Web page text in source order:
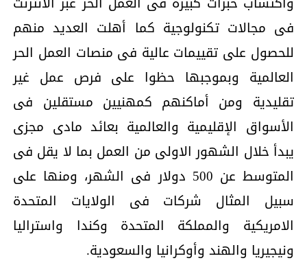
فى مجالات تكنولوجية كما أهلت العديد منهم
للحصول على تقييمات عالية فى منصات العمل الحر
العالمية وبموجبها حظوا على فرص عمل غير
تقليدية ومن أماكنهم كمهنيين مستقلين فى
الأسواق الإقليمية والعالمية بعائد مادى مجزى
يبدأ خلال الشهور الاولى من العمل بما لا يقل فى
المتوسط عن 500 دولار فى الشهر، ومنها على
سبيل المثال شركات فى الولايات المتحدة
الامريكية والمملكة المتحدة وكندا واستراليا
ونيجيريا والهند وأوكرانيا والسعودية.